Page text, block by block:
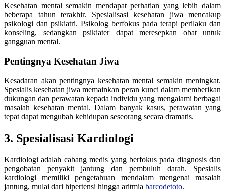
Kesehatan mental semakin mendapat perhatian yang lebih dalam
beberapa tahun terakhir. Spesialisasi kesehatan jiwa mencakup
psikologi dan psikiatri. Psikolog berfokus pada terapi perilaku dan
konseling, sedangkan psikiater dapat meresepkan obat untuk
gangguan mental.
Pentingnya Kesehatan Jiwa
Kesadaran akan pentingnya kesehatan mental semakin meningkat.
Spesialis kesehatan jiwa memainkan peran kunci dalam memberikan
dukungan dan perawatan kepada individu yang mengalami berbagai
masalah kesehatan mental. Dalam banyak kasus, perawatan yang
tepat dapat mengubah kehidupan seseorang secara dramatis.
3. Spesialisasi Kardiologi
Kardiologi adalah cabang medis yang berfokus pada diagnosis dan
pengobatan penyakit jantung dan pembuluh darah. Spesialis
kardiologi memiliki pengetahuan mendalam mengenai masalah
jantung, mulai dari hipertensi hingga aritmia barcodetoto.